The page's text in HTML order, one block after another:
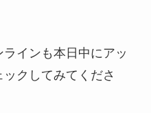
インも本日中にアッ
クしてみてくださ